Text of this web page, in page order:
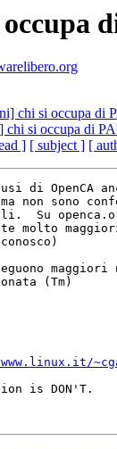
chi si occupa di
chi si occupa di
] [ subject ] [
(Tm)
is DON'T.